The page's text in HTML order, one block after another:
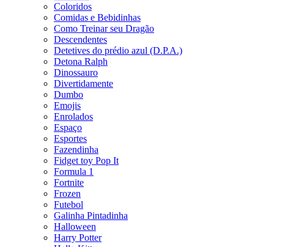
Coloridos
Comidas e Bebidinhas
Como Treinar seu Dragão
Descendentes
Detetives do prédio azul (D.P.A.)
Detona Ralph
Dinossauro
Divertidamente
Dumbo
Emojis
Enrolados
Espaço
Esportes
Fazendinha
Fidget toy Pop It
Formula 1
Fortnite
Frozen
Futebol
Galinha Pintadinha
Halloween
Harry Potter